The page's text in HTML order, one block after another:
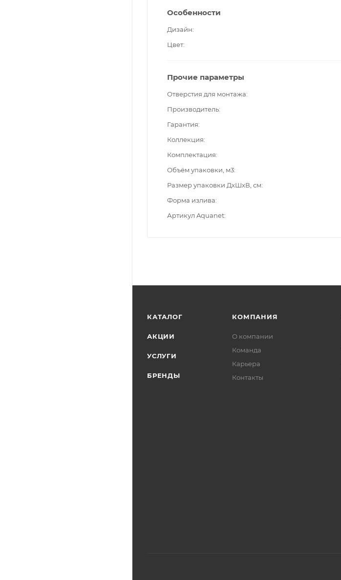
Особенности
Дизайн
Цвет
Прочие параметры
Отверстия для монтажа
Производитель
Гарантия
Коллекция
Комплектация
Объём упаковки, м3
Размер упаковки ДxШxВ, см
Форма излива
Артикул Aquanet
КАТАЛОГ
АКЦИИ
УСЛУГИ
БРЕНДЫ
КОМПАНИЯ
О компании
Команда
Карьера
Контакты